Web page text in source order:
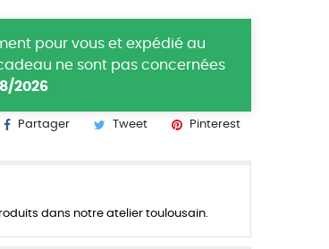
pour vous et expédié au
ne sont pas concernées
2026
Partager Tweet Pinterest
dans notre atelier toulousain.